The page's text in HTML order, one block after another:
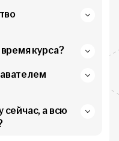
курса?
сейчас, а всю